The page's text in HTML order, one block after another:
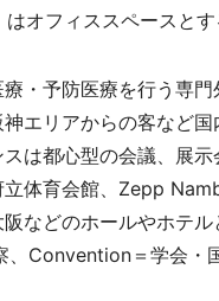
オフィススペースとす
・予防医療を行う専
エリアからの客など
は都心型の会議、展
体育会館、Zepp
などのホールやホテ
、Convention＝学会